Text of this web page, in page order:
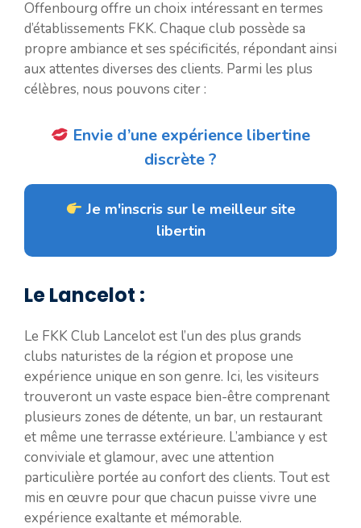
Offenbourg offre un choix intéressant en termes
d’établissements FKK. Chaque club possède sa
propre ambiance et ses spécificités, répondant ainsi
aux attentes diverses des clients. Parmi les plus
célèbres, nous pouvons citer :
Envie d’une expérience libertine
discrète ?
Je m'inscris sur le meilleur site
libertin
Le Lancelot :
Le FKK Club Lancelot est l’un des plus grands
clubs naturistes de la région et propose une
expérience unique en son genre. Ici, les visiteurs
trouveront un vaste espace bien-être comprenant
plusieurs zones de détente, un bar, un restaurant
et même une terrasse extérieure. L’ambiance y est
conviviale et glamour, avec une attention
particulière portée au confort des clients. Tout est
mis en œuvre pour que chacun puisse vivre une
expérience exaltante et mémorable.